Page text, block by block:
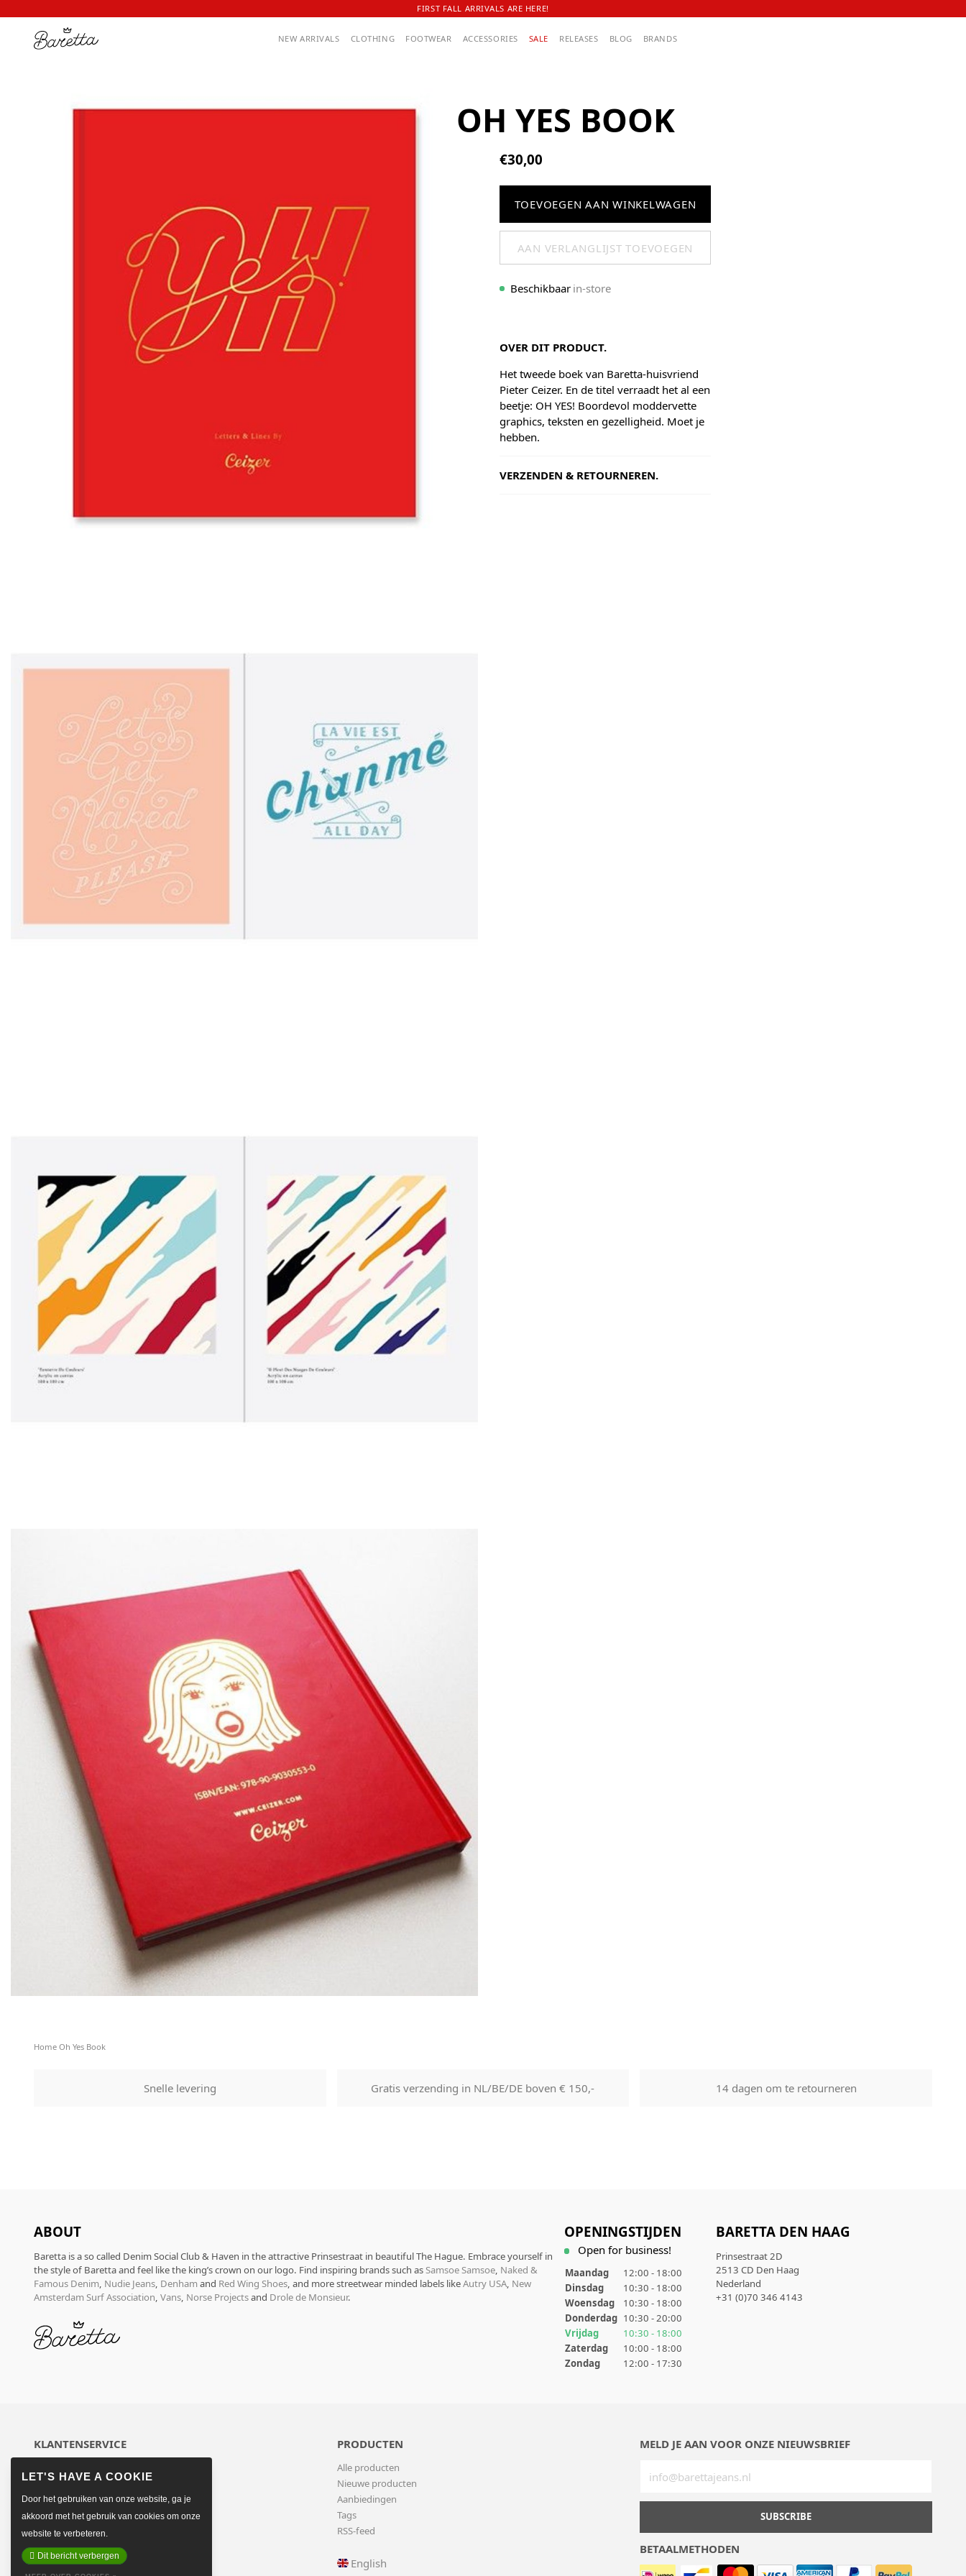
FIRST FALL ARRIVALS ARE HERE!
NEW ARRIVALS CLOTHING FOOTWEAR ACCESSORIES SALE RELEASES BLOG BRANDS
OH YES BOOK
€30,00
TOEVOEGEN AAN WINKELWAGEN
AAN VERLANGLIJST TOEVOEGEN
Beschikbaar in-store
OVER DIT PRODUCT.
Het tweede boek van Baretta-huisvriend
Pieter Ceizer. En de titel verraadt het al een
beetje: OH YES! Boordevol moddervette
graphics, teksten en gezelligheid. Moet je
hebben.
VERZENDEN & RETOURNEREN.
Home Oh Yes Book
Snelle levering Gratis verzending in NL/BE/DE boven € 150,- 14 dagen om te retourneren
ABOUT
Baretta is a so called Denim Social Club & Haven in the attractive Prinsestraat in beautiful The Hague. Embrace yourself in
the style of Baretta and feel like the king’s crown on our logo. Find inspiring brands such asSamsoe Samsoe, Naked &
Famous Denim, Nudie Jeans, Denhamand Red Wing Shoes, and more streetwear minded labels likeAutry USA, New
Amsterdam Surf Association, Vans, Norse Projectsand Drole de Monsieur.
OPENINGSTIJDEN
Open for business!
Maandag
12:00 - 18:00
Dinsdag
10:30 - 18:00
Woensdag
10:30 - 18:00
Donderdag 10:30 - 20:00
Vrijdag
10:30 - 18:00
Zaterdag
10:00 - 18:00
Zondag
12:00 - 17:30
BARETTA DEN HAAG
Prinsestraat 2D
2513 CD Den Haag
Nederland
+31 (0)70 346 4143
KLANTENSERVICE
Algemene voorwaarden
Betaalmethoden
Verzenden & retourneren
Sitemap
Contact opnemen
PRODUCTEN
Alle producten
Nieuwe producten
Aanbiedingen
Tags
RSS-feed
English
MELD JE AAN VOOR ONZE NIEUWSBRIEF
SUBSCRIBE
BETAALMETHODEN
Door het gebruiken van onze website, ga je
akkoord met het gebruik van cookies om onze
website te verbeteren.
Dit bericht verbergen